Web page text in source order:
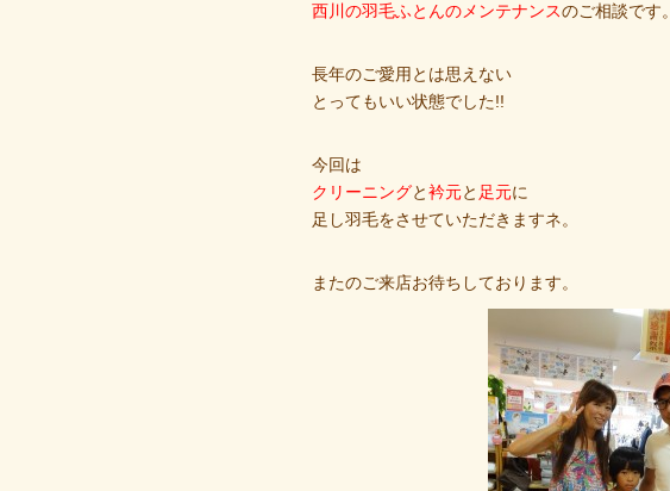
西川の羽毛ふとんのメンテナンスのご相談です。
長年のご愛用とは思えない
とってもいい状態でした!!
今回は
クリーニングと衿元と 足元に
足し羽毛をさせていただきますネ。
またのご来店お待ちしております。